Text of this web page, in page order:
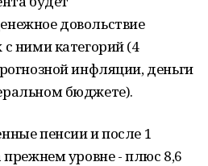
довольствие
ними категорий (4
инфляции, деньги
бюджете).
пенсии и после 1
прежнем уровне - плюс 8,6